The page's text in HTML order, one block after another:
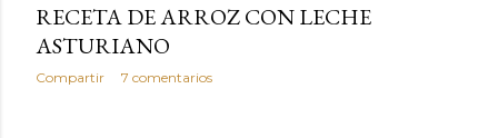
RECETA DE ARROZ CON LECHE
ASTURIANO
Compartir 7 comentarios